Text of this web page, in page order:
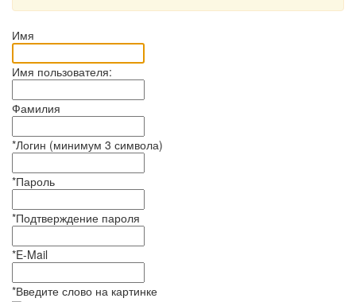
Имя
Имя пользователя:
Фамилия
*Логин (минимум 3 символа)
*Пароль
*Подтверждение пароля
*E-Mail
*Введите слово на картинке